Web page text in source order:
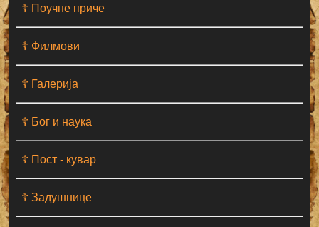
☦ Поучне приче
☦ Филмови
☦ Галерија
☦ Бог и наука
☦ Пост - кувар
☦ Задушнице